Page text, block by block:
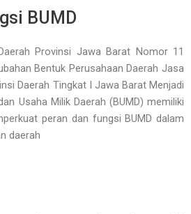
BUMD
Provinsi Jawa Barat Nomor 11
Bentuk Perusahaan Daerah Jasa
Daerah Tingkat I Jawa Barat Menjadi
Usaha Milik Daerah (BUMD) memiliki
peran dan fungsi BUMD dalam
daerah